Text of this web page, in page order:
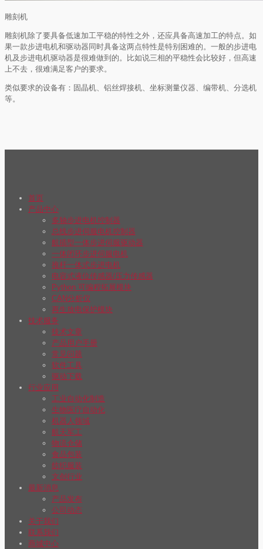
雕刻机
雕刻机除了要具备低速加工平稳的特性之外，还应具备高速加工的特点。如
果一款步进电机和驱动器同时具备这两点特性是特别困难的。一般的步进电
机及步进电机驱动器是很难做到的。比如说三相的平稳性会比较好，但高速
上不去，很难满足客户的要求。
类似要求的设备有：固晶机、铝丝焊接机、坐标测量仪器、编带机、分选机
等。
首页
产品中心
多轴步进电机控制器
总线步进伺服电机控制器
航插型一体步进伺服驱动器
一体闭环步进伺服电机
推杆一体式步进电机
电容式液位传感器/压力传感器
Python 可编程拓展模块
CAN分析仪
再生放电保护模块
技术服务
技术文章
产品用户手册
常见问题
软件工具
驱动下载
行业应用
工业自动化制造
生物医疗自动化
机器人领域
航天军工
物流仓储
食品包装
纺织服装
文创行业
最新消息
产品发布
公司动态
关于我们
联系我们
商城中心